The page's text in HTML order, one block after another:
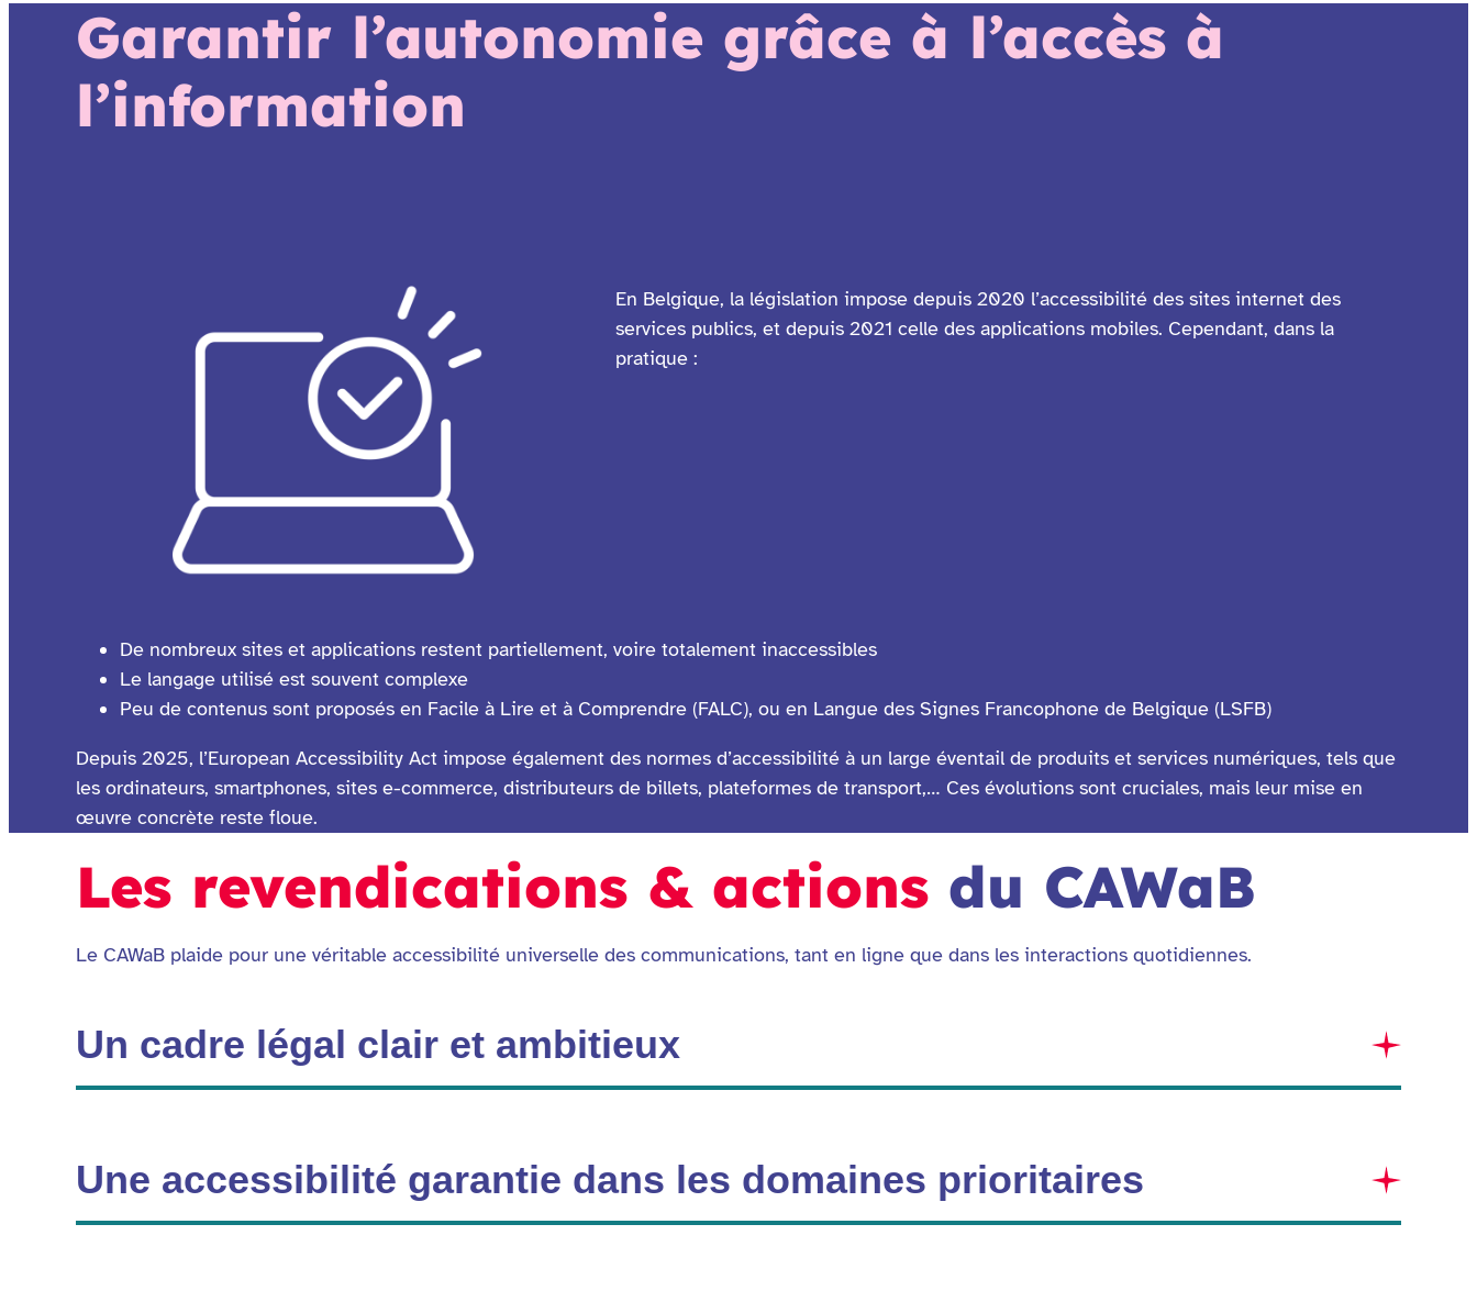
Garantir l’autonomie grâce à l’accès à
l’information
En Belgique, la législation impose depuis 2020 l’accessibilité des sites internet des
services publics, et depuis 2021 celle des applications mobiles. Cependant, dans la
pratique :
De nombreux sites et applications restent partiellement, voire totalement inaccessibles
Le langage utilisé est souvent complexe
Peu de contenus sont proposés en Facile à Lire et à Comprendre (FALC), ou en Langue des Signes Francophone de Belgique (LSFB)
Depuis 2025, l’European Accessibility Act impose également des normes d’accessibilité à un large éventail de produits et services numériques, tels que
les ordinateurs, smartphones, sites e-commerce, distributeurs de billets, plateformes de transport,… Ces évolutions sont cruciales, mais leur mise en
œuvre concrète reste floue.
Les revendications & actions du CAWaB
Le CAWaB plaide pour une véritable accessibilité universelle des communications, tant en ligne que dans les interactions quotidiennes.
Un cadre légal clair et ambitieux
Une accessibilité garantie dans les domaines prioritaires